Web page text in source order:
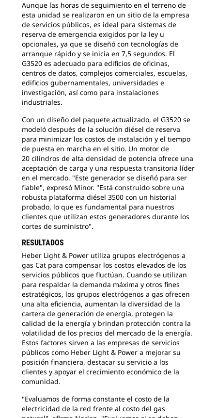
Aunque las horas de seguimiento en el terreno de
esta unidad se realizaron en un sitio de la empresa
de servicios públicos, es ideal para sistemas de
reserva de emergencia exigidos por la ley u
opcionales, ya que se diseñó con tecnologías de
arranque rápido y se inicia en 7,5 segundos. El
G3520 es adecuado para edificios de oficinas,
centros de datos, complejos comerciales, escuelas,
edificios gubernamentales, universidades e
investigación, así como para instalaciones
industriales.
Con un diseño del paquete actualizado, el G3520 se
modeló después de la solución diésel de reserva
para minimizar los costos de instalación y el tiempo
de puesta en marcha en el sitio. Un motor de
20 cilindros de alta densidad de potencia ofrece una
aceptación de carga y una respuesta transitoria líder
en el mercado. "Este generador se diseñó para ser
fiable", expresó Minor. "Está construido sobre una
robusta plataforma diésel 3500 con un historial
probado, lo que es fundamental para nuestros
clientes que utilizan estos generadores durante los
cortes de suministro".
RESULTADOS
Heber Light & Power utiliza grupos electrógenos a
gas Cat para compensar los costos elevados de los
servicios públicos que fluctúan. Cuando se utilizan
para respaldar la demanda máxima y otros fines
estratégicos, los grupos electrógenos a gas ofrecen
una alta eficiencia, aumentan la diversidad de la
cartera de generación de energía, protegen la
calidad de la energía y brindan protección contra la
volatilidad de los precios del mercado de la energía.
Estos factores sirven a las empresas de servicios
públicos como Heber Light & Power a mejorar su
posición financiera, destacar su servicio a los
clientes y apoyar el crecimiento económico de la
comunidad.
"Evaluamos de forma constante el costo de la
electricidad de la red frente al costo del gas